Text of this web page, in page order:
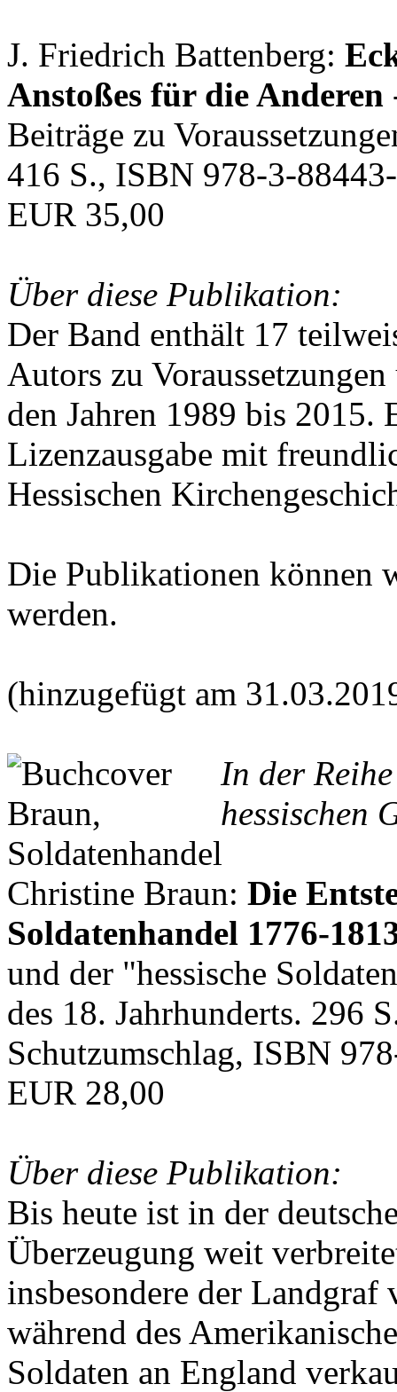
J. Friedrich Battenberg:
Anstoßes für die Anderen
Beiträge zu
416 S., ISBN 978-3-
EUR 35,00
Über diese Publikation:
Der Band enthält 17
Autors zu
den Jahren 1989 bis 2015.
Lizenzausgabe mit
Hessischen
Die Publikationen können
werden.
(hinzugefügt am
In der
hessischen
Christine Braun: Die
Soldatenhandel 1776-
und der "hessische
des 18. Jahrhunderts. 296
Schutzumschlag, ISBN
EUR 28,00
Über diese Publikation:
Bis heute ist in der
Überzeugung weit
insbesondere der Landgraf
während des
Soldaten an England